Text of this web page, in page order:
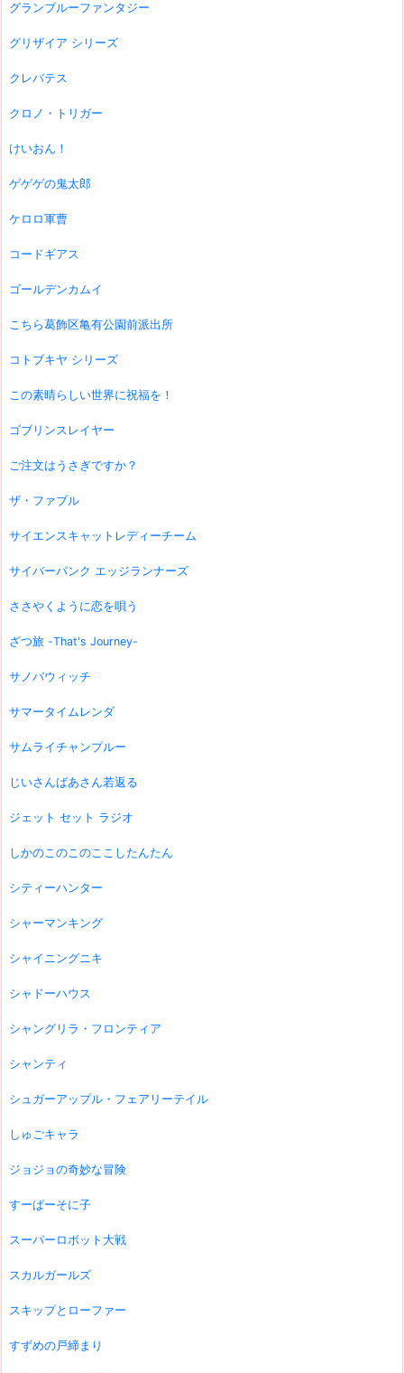
グランブルーファンタジー
グリザイア シリーズ
クレバテス
クロノ・トリガー
けいおん！
ゲゲゲの鬼太郎
ケロロ軍曹
コードギアス
ゴールデンカムイ
こちら葛飾区亀有公園前派出所
コトブキヤ シリーズ
この素晴らしい世界に祝福を！
ゴブリンスレイヤー
ご注文はうさぎですか？
ザ・ファブル
サイエンスキャットレディーチーム
サイバーパンク エッジランナーズ
ささやくように恋を唄う
ざつ旅 -That's Journey-
サノバウィッチ
サマータイムレンダ
サムライチャンプルー
じいさんばあさん若返る
ジェット セット ラジオ
しかのこのこのここしたんたん
シティーハンター
シャーマンキング
シャイニングニキ
シャドーハウス
シャングリラ・フロンティア
シャンティ
シュガーアップル・フェアリーテイル
しゅごキャラ
ジョジョの奇妙な冒険
すーぱーそに子
スーパーロボット大戦
スカルガールズ
スキップとローファー
すずめの戸締まり